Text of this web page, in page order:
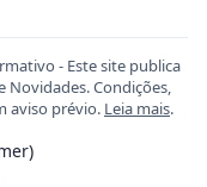
- Este site publica
Novidades. Condições,
aviso prévio. Leia mais.